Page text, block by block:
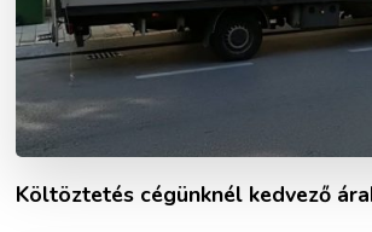
Költöztetés cégünknél kedvező